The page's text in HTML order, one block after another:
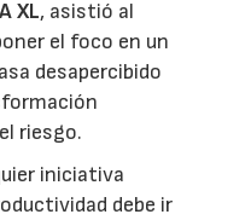
XL, asistió al
el foco en un
desapercibido
riesgo.
iniciativa
debe ir